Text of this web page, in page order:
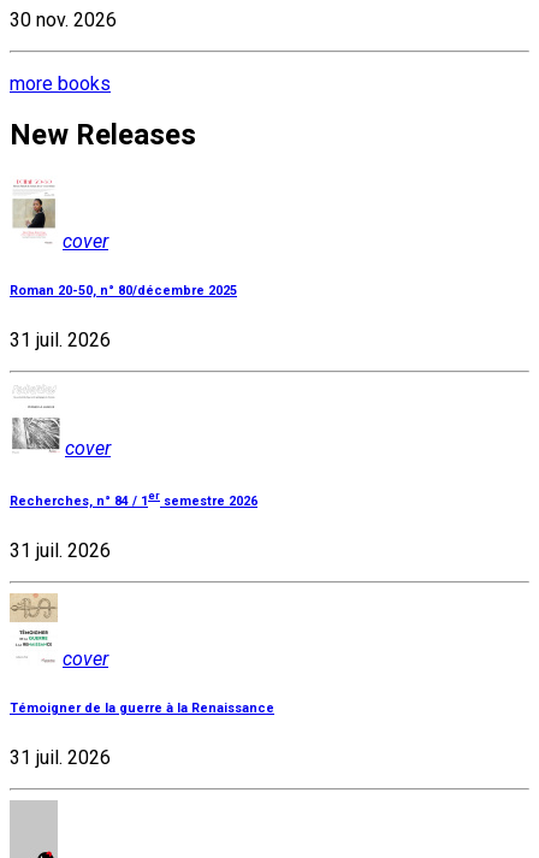
30 nov. 2026
more books
New Releases
cover
Roman 20-50, n° 80/décembre 2025
31 juil. 2026
cover
Recherches, n° 84 / 1er semestre 2026
31 juil. 2026
cover
Témoigner de la guerre à la Renaissance
31 juil. 2026